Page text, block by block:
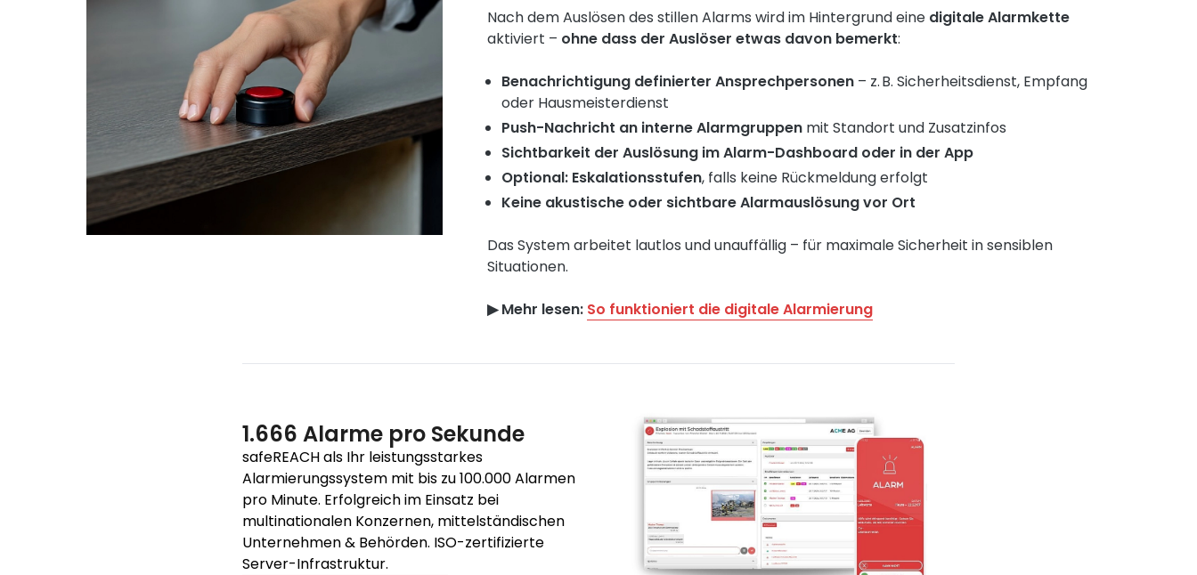
Nach dem Auslösen des stillen Alarms wird im Hintergrund eine digitale Alarmkette
aktiviert – ohne dass der Auslöser etwas davon bemerkt:
Benachrichtigung definierter Ansprechpersonen – z. B. Sicherheitsdienst, Empfang
oder Hausmeisterdienst
Push-Nachricht an interne Alarmgruppen mit Standort und Zusatzinfos
Sichtbarkeit der Auslösung im Alarm-Dashboard oder in der App
Optional: Eskalationsstufen, falls keine Rückmeldung erfolgt
Keine akustische oder sichtbare Alarmauslösung vor Ort
Das System arbeitet lautlos und unauffällig – für maximale Sicherheit in sensiblen
Situationen.
▶︎ Mehr lesen: So funktioniert die digitale Alarmierung
1.666 Alarme pro Sekunde
safeREACH als Ihr leistungsstarkes
Alarmierungssystem mit bis zu 100.000 Alarmen
pro Minute. Erfolgreich im Einsatz bei
multinationalen Konzernen, mittelständischen
Unternehmen & Behörden. ISO-zertifizierte
Server-Infrastruktur.